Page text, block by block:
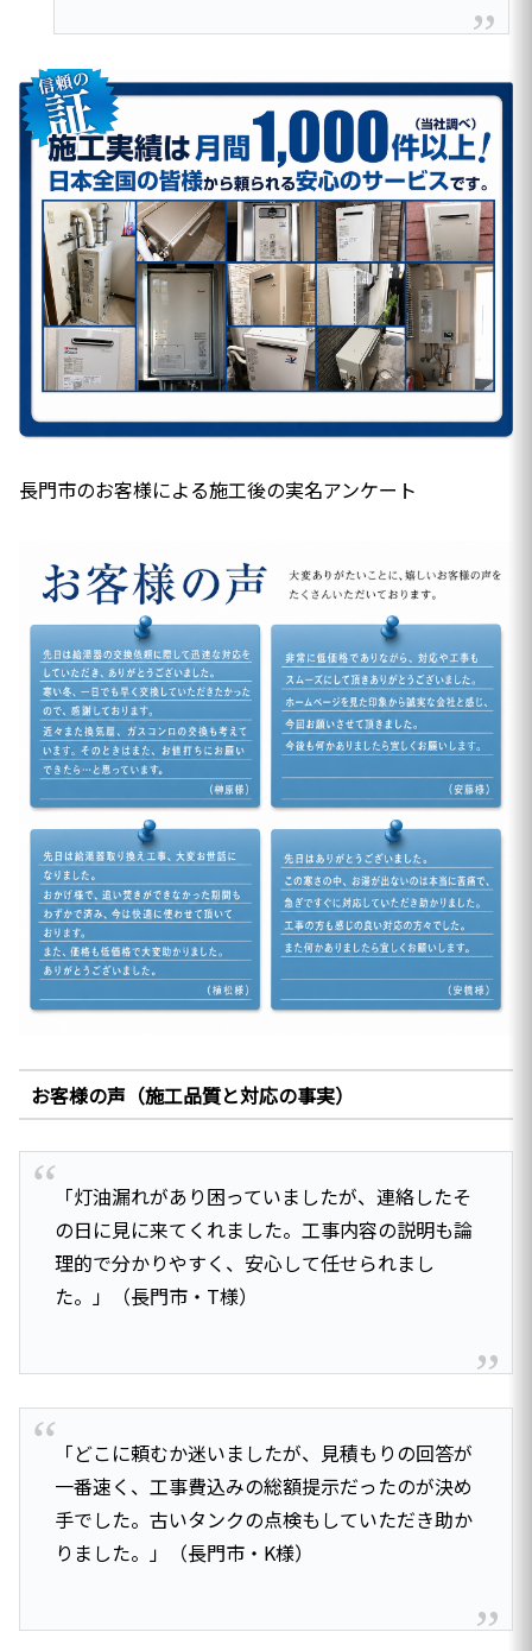
長門市のお客様による施工後の実名アンケート
お客様の声（施工品質と対応の事実）
「灯油漏れがあり困っていましたが、連絡したそ
の日に見に来てくれました。工事内容の説明も論
理的で分かりやすく、安心して任せられまし
た。」（長門市・T様）
「どこに頼むか迷いましたが、見積もりの回答が
一番速く、工事費込みの総額提示だったのが決め
手でした。古いタンクの点検もしていただき助か
りました。」（長門市・K様）